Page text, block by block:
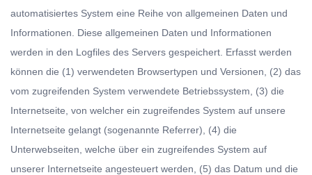
automatisiertes System eine Reihe von allgemeinen Daten und
Informationen. Diese allgemeinen Daten und Informationen
werden in den Logfiles des Servers gespeichert. Erfasst werden
können die (1) verwendeten Browsertypen und Versionen, (2) das
vom zugreifenden System verwendete Betriebssystem, (3) die
Internetseite, von welcher ein zugreifendes System auf unsere
Internetseite gelangt (sogenannte Referrer), (4) die
Unterwebseiten, welche über ein zugreifendes System auf
unserer Internetseite angesteuert werden, (5) das Datum und die